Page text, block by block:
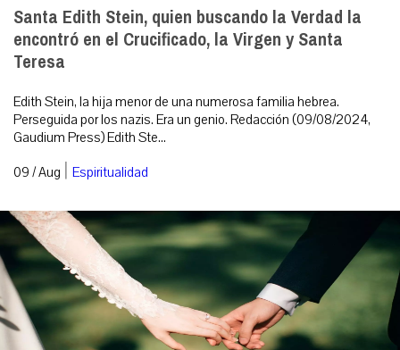
Santa Edith Stein, quien buscando la Verdad la
encontró en el Crucificado, la Virgen y Santa
Teresa
Edith Stein, la hija menor de una numerosa familia hebrea.
Perseguida por los nazis. Era un genio. Redacción (09/08/2024,
Gaudium Press) Edith Ste...
09 / Aug | Espiritualidad